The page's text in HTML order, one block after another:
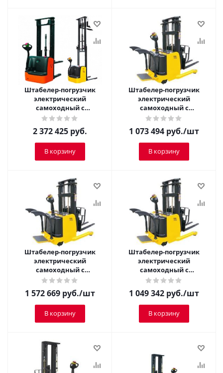
Штабелер-погрузчик
электрический
самоходный с
платформой TOR 2,0 т 5,5
2 372 425 руб.
В корзину
Штабелер-погрузчик
электрический
самоходный с
платформой TOR 1,25 т 2,5
м CQDH12A-I
1 073 494 руб./шт
В корзину
Штабелер-погрузчик
электрический
самоходный с
платформой TOR 1,5 т 5,0
м CQDH15A-I
1 572 669 руб./шт
В корзину
Штабелер-погрузчик
электрический
самоходный с
платформой TOR 1,25 т 2,0
м CQDH12A-I
1 049 342 руб./шт
В корзину